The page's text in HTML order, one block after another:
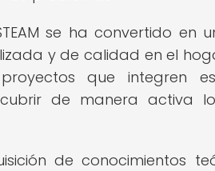
se ha convertido en
y de calidad en el
que integren
de manera activa
de conocimientos